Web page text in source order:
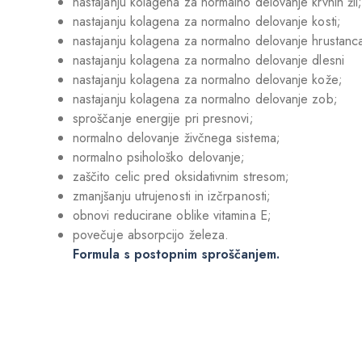
nastajanju kolagena za normalno delovanje kosti;
nastajanju kolagena za normalno delovanje
nastajanju kolagena za normalno delovanje dlesni
nastajanju kolagena za normalno delovanje kože;
nastajanju kolagena za normalno delovanje zob;
sproščanje energije pri presnovi;
normalno delovanje živčnega sistema;
normalno psihološko delovanje;
zaščito celic pred oksidativnim stresom;
zmanjšanju utrujenosti in izčrpanosti;
obnovi reducirane oblike vitamina E;
povečuje absorpcijo železa.
Formula s postopnim sproščanjem.